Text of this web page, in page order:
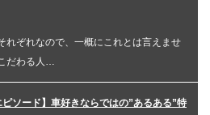
れぞれなので、一概にこれとは言えませ
だわる人…
ピソード】車好きならではの”あるある”特